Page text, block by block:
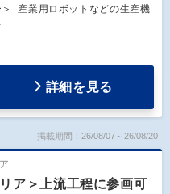
産業用ロボットなどの生産機
詳細を見る
掲載期間：26/08/07～26/08/20
ア＞上流工程に参画可